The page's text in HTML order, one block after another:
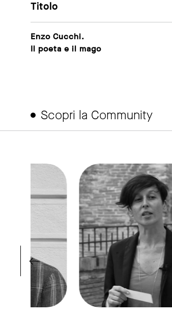
Titolo
Enzo Cucchi.
Il poeta e il mago
Scopri la Community
link to